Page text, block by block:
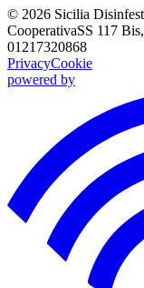
© 2026 Sicilia
CooperativaSS 117
01217320868
PrivacyCookie
powered by